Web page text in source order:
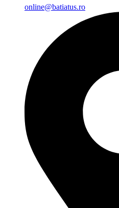
online@batiatus.ro